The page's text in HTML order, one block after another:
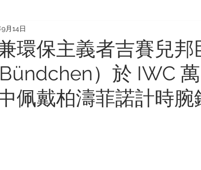
Panerai
學 品牌巡禮 IWC Hublot Vintage
Cartier BREITLING TAG HEUER
環保主義者吉賽兒邦
Bündchen）於 IWC
佩戴柏濤菲諾計時腕
月14日